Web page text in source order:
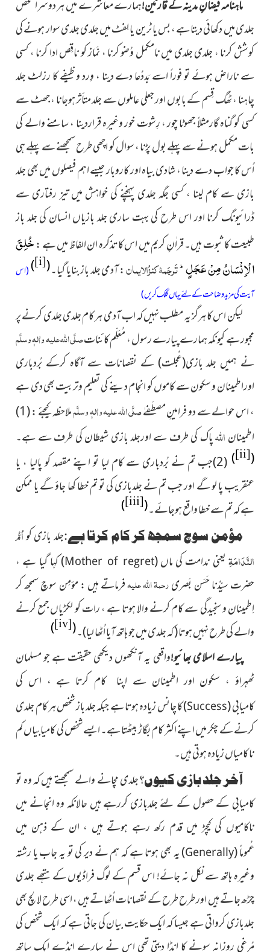
ماہنامہ فیضانِ مدینہ کے قارئین!ہمارے معاشرے میں ہر دوسرا شخص
جلدی میں دکھائی دیتا ہے ، بس یا ٹرین یا لِفٹ میں جلدی جلدی سوار ہونے کی
کوشش کرنا ، جلدی جلدی میں نامکمل وُضو کرنا ، نَماز کو ناقِص ادا کرنا ، کسی
سے ناراض ہوئے تو فوراً اسے بَددُعا دے دینا ، وِرد وظیفے کا رزلٹ جلد
چاہنا ، ٹَھگ قِسم کے بابوں اور جعلی عاملوں سے جلد متأثر ہوجانا ، جھٹ سے
کسی کو گناہ گارمثلاً جھوٹا چور ، رِشوت خور وغیرہ قراردینا ، سامنے والے کی
بات مکمل ہونے سے پہلے بول پڑنا ، سوال کو اچھی طرح سمجھنے سے پہلے ہی
اُس کا جواب دے دینا ، شادی بیاہ اور کاروبار جیسے اہم فیصلوں میں بھی جلد
بازی سے کام لینا ، کسی جگہ جلدی پہنچنے کی خواہش میں تیز رفتاری سے
ڈرائیونگ کرنا اور اس طرح کی بہت ساری جلد بازیاں انسان کی جلد باز
طبیعت کا ثبوت ہیں۔ قراٰنِ کریم میں اس کا تذکرہ ان الفاظ میں ہے :خُلِقَ
الْاِنْسَانُ مِنْ عَجَلٍؕ-تَرجَمۂ کنزُالایمان: آدمی جلد باز بنایا گیا۔(
[i]
)(اس
آیت کی مزید وضاحت کے لئے یہاں کلک کریں)
لیکن اس کا ہرگز یہ مطلب نہیں کہ اب آدمی ہر کام جلدی جلدی کرنے پر
مجبور ہے کیونکہ ہمارے پیارے رسول ، مُعَلِّم کائناتصلَّی اللہ علیہ واٰلہٖ وسلَّم
نے ہمیں جلد بازی(عُجلت)کے نقصانات سے آگاہ کرکے بُردباری
اوراطمینان و سکون سے کاموں کو انجام دینے کی تعلیم وتربیت بھی دی ہے
،اس حوالے سے دو فرامینِ مصطَفےٰصلَّی اللہ علیہ واٰلہٖ وسلَّمملاحظہ کیجئے : (1)
اطمیناناللہپاک کی طرف سے اورجلد بازی شیطان کی طرف سے ہے۔
(
[ii]
)
(2)جب تم نے بُردباری سے کام لیا تو اپنے مقصد کو پالیا ، یا
عنقریب پا لو گے اور جب تم نے جلدبازی کی تو تم خطا کھا جاؤ گے یا ممکن
ہے کہ تم سے خطا واقع ہوجائے۔(
[iii]
)
مؤمن سوچ سمجھ کر کام کرتا ہے:جلد بازی کواُمُّ
النَّدَامَۃِیعنی ندامت کی ماں(
Mother of regret
)کہا گیا ہے ،
حضرت سیِّدُنا حَسَن بَصریرحمۃ اللہ علیہفرماتے ہیں : مؤمِن سوچ سمجھ کر
اِطمینان و سنجیدگی سے کام کرنے والا ہوتا ہے ، رات کو لکڑیاں جمع کرنے
والے کی طرح نہیں ہوتا( کہ جلدی میں جو ہاتھ آیا اُٹھا لیا)۔(
[iv]
)
پیارے اسلامی بھائیو!واقعی یہ آنکھوں دیکھی حقیقت ہے جو مسلمان
ٹھہراؤ ، سکون اور اطمینان سے اپنا کام کرتا ہے ، اس کی
کامیابی(
Success
)کا چانس زیادہ ہوتا ہے جبکہ جلد باز شخص ہر کام جلدی
کرنے کے چکر میں اپنے اکثر کام بگاڑ بیٹھتا ہے۔ایسے شخص کی کامیابیاں کم
نا کامیاں زیادہ ہوتی ہیں۔
آخر جلد بازی کیوں؟جلدی مچانے والے سمجھتے ہیں کہ وہ تو
کامیابی کے حصول کے لئے جلدبازی کررہے ہیں حالانکہ وہ انجانے میں
ناکامیوں کی کیچڑ میں قدم رکھ رہے ہوتے ہیں ، ان کے ذہن میں
عُموماً(
Generally
)یہ بھی ہوتا ہے کہ ہم نے دیر کی تو یہ جاب یا رشتہ
وغیرہ ہاتھ سے نکل نہ جائے! اس قسم کے لوگ فراڈیوں کے ہتھے جلدی
چڑھ جاتے ہیں اور طرح طرح کے نقصانات اُٹھاتے ہیں ، اسی طرح لالچ بھی
جلدبازی کرواتی ہے جیسا کہ ایک حکایت بیان کی جاتی ہے کہ ایک شخص کی